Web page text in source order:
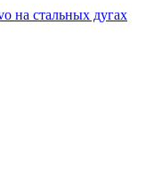
на стальных дугах